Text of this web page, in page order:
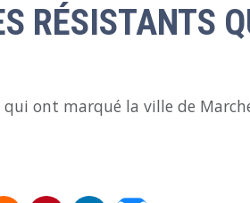
RÉSISTANTS
ont marqué la ville de